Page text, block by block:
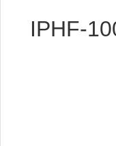
IPHF-